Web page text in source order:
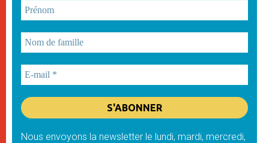
Nous envoyons la newsletter le lundi, mardi, mercredi,